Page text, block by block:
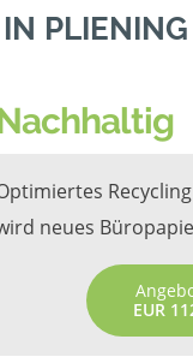
PLIENING
neues
EUR